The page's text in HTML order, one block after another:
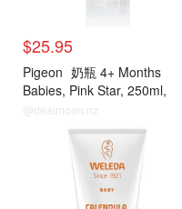
$25.95
Pigeon 奶瓶 4+ Months
Babies, Pink Star, 250ml,
Crystal PP, 1-Pack
@dealmoon.nz